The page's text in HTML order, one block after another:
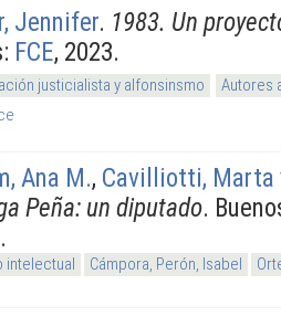
Jennifer. 1983. Un
FCE, 2023.
justicialista y alfonsinsmo
Autores
Ana M., Cavilliotti, Marta
Peña: un diputado.
intelectual Cámpora, Perón, Isabel